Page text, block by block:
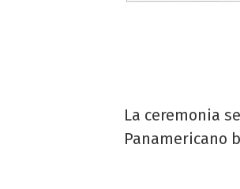
La ceremonia
Panamericano